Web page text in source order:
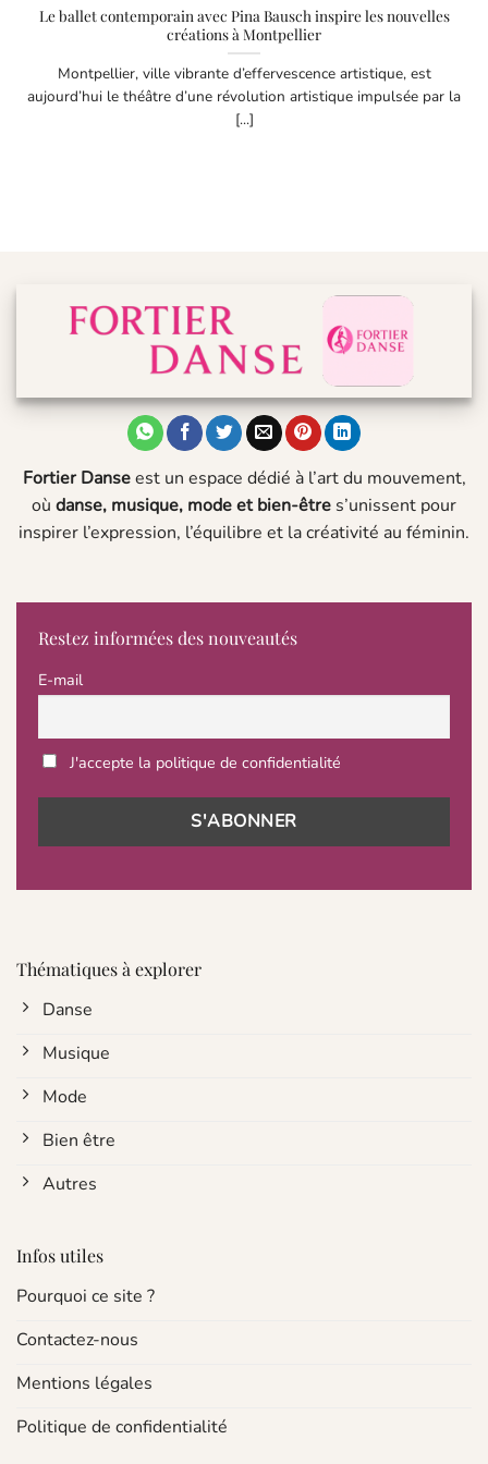
Le ballet contemporain avec Pina Bausch inspire les nouvelles
créations à Montpellier
Montpellier, ville vibrante d’effervescence artistique, est
aujourd’hui le théâtre d’une révolution artistique impulsée par la
[...]
Fortier Danseest un espace dédié à l’art du mouvement,
où danse, musique, mode et bien-être s’unissent pour
inspirer l’expression, l’équilibre et la créativité au féminin.
Restez informées des nouveautés
E-mail
J'accepte la politique de confidentialité
Thématiques à explorer
Danse
Musique
Mode
Bien être
Autres
Infos utiles
Pourquoi ce site ?
Contactez-nous
Mentions légales
Politique de confidentialité